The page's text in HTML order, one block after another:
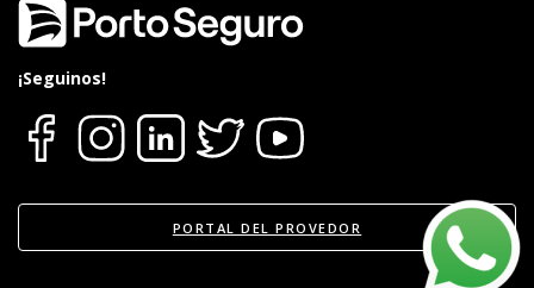
¡Seguinos!
PORTAL DEL PROVEDOR